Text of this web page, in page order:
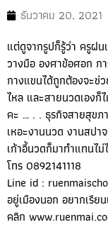
ธันวาคม 20, 2021
แต่ดูจากรูปก็รู้ว่า ครูฝน
วางมือ องศาข้อศอก ก
กางแขนได้ถูกต้องจะช่
ไหล และสายนวดเองก็
คะ … . . ธุรกิจสายสุขภ
เหอะงานนวด งานสปา
เก้าอี้นวดก็มาทำแทนไ
โทร 0892141118
Line id :
อยู่เมืองนอก อยากเรีย
คลิก